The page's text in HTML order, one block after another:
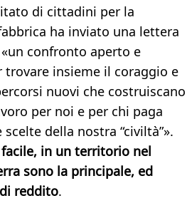
di cittadini per la
ha inviato una lettera
confronto aperto e
insieme il coraggio e
nuovi che costruiscano
per noi e per chi paga
della nostra “civiltà”».
in un territorio nel
sono la principale, ed
reddito.